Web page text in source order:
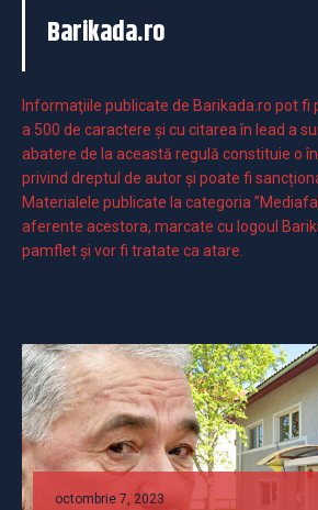
Barikada.ro
Informaţiile publicate de Barikada.ro pot fi
a 500 de caractere şi cu citarea în lead a
abatere de la această regulă constituie o
privind dreptul de autor și poate fi
Materialele publicate la categoria
aferente acestora, marcate cu logoul
pamflet și vor fi tratate ca atare.
octombrie 7, 2023